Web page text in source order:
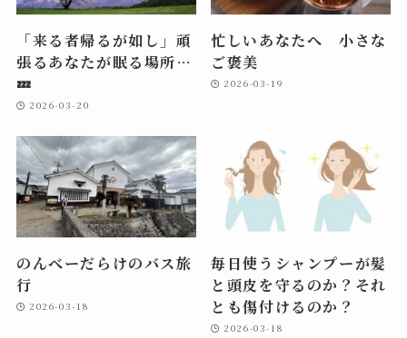
「来る者帰るが如し」頑
張るあなたが眠る場所…
💤
2026-03-20
忙しいあなたへ 小さな
ご褒美
2026-03-19
のんべーだらけのバス旅
行
2026-03-18
毎日使うシャンプーが髪
と頭皮を守るのか？それ
とも傷付けるのか？
2026-03-18